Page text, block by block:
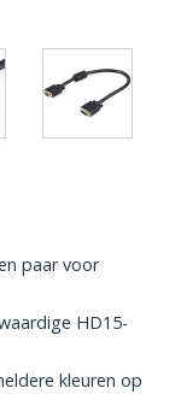
paar voor
HD15-
kleuren op